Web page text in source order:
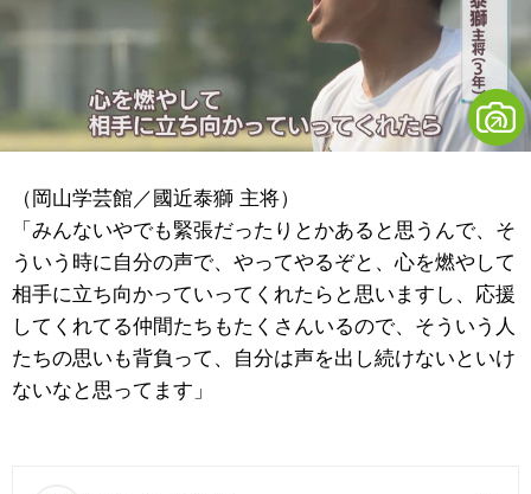
（岡山学芸館／國近泰獅 主将）
「みんないやでも緊張だったりとかあると思うんで、そ
ういう時に自分の声で、やってやるぞと、心を燃やして
相手に立ち向かっていってくれたらと思いますし、応援
してくれてる仲間たちもたくさんいるので、そういう人
たちの思いも背負って、自分は声を出し続けないといけ
ないなと思ってます」